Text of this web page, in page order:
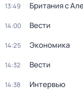
13:49 Британия с
14:00 Вести
14:25 Экономика
14:32 Вести
14:38 Интервью